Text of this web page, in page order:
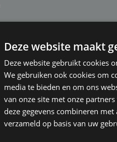
hun mindset
je AOV is geen zwakte, maar
om dit vangnet te hebben;
grotere problemen –
En topsporters hebben ook
van falen, maar juist een
Deze website maakt
Deze website gebruikt cookies
We gebruiken ook cookies om
media te bieden en om ons
van onze site met onze
deze gegevens combineren
verzameld op basis van uw